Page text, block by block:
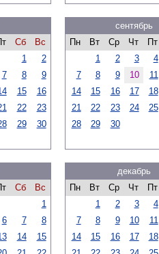
Сб
Вс
1
2
7 8
9
15
16
22
23
29
30
сентябрь
Пн
Вт Ср Чт Пт
1
2 3 4
7
8 9 10 11
14
15 16 17 18
21
22 23 24 25
28
29 30
Сб
Вс
1
6 7
8
14
15
декабрь
Пн
Вт Ср Чт Пт
1
2 3 4
7
8 9 10 11
14
15 16 17 18